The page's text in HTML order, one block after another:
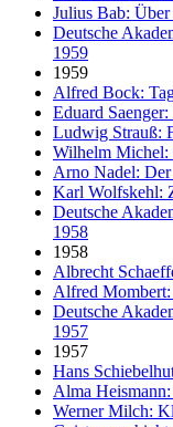
Julius Bab:
Deutsche
1959
1959
Alfred Bock:
Eduard
Ludwig Strauß:
Wilhelm Michel:
Arno Nadel:
Karl Wolfskehl:
Deutsche
1958
1958
Albrecht
Alfred
Deutsche
1957
1957
Hans
Alma
Werner Milch: